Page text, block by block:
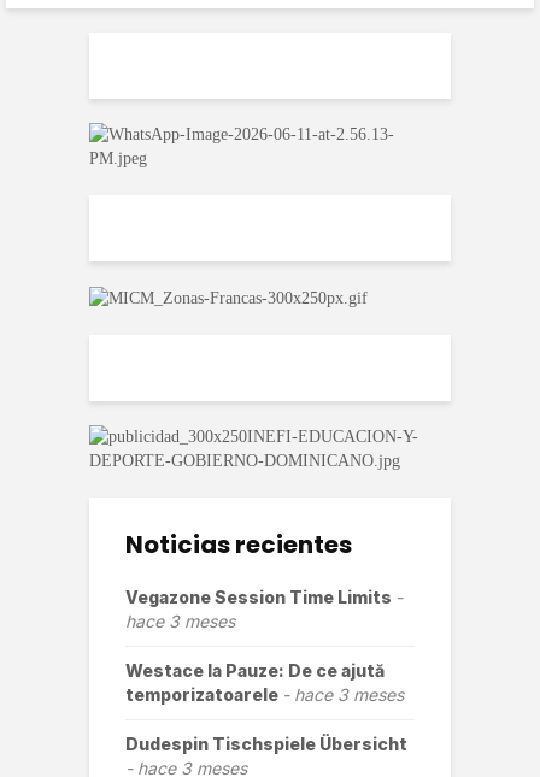
Noticias recientes
Vegazone Session Time Limits
hace 3 meses
Westace Ia Pauze: De ce ajută
temporizatoarele
hace 3 meses
Dudespin Tischspiele Übersicht
hace 3 meses